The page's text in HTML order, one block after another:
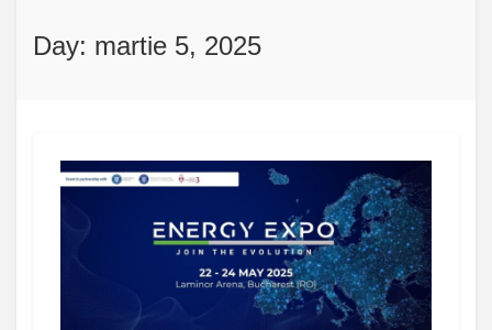
Day: martie 5, 2025